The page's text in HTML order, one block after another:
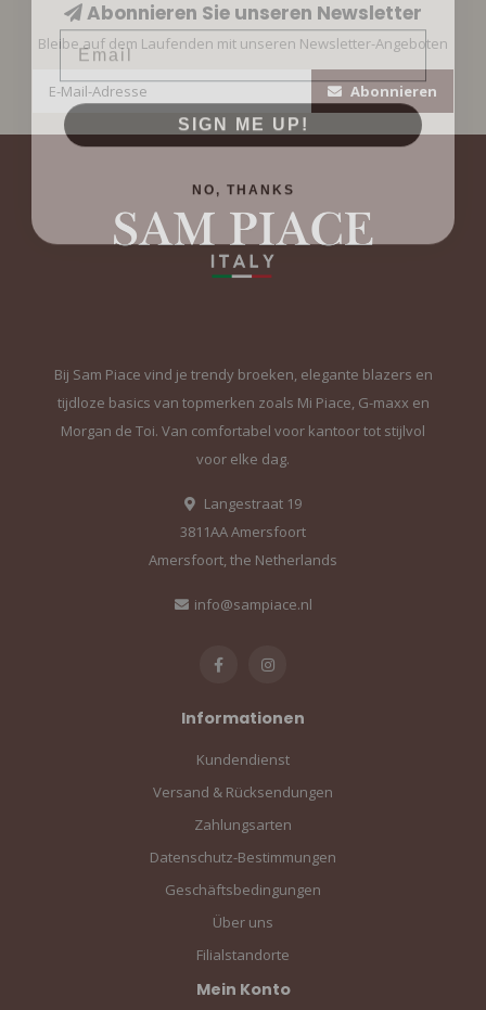
Abonnieren Sie unseren Newsletter
Bleibe auf dem Laufenden mit unseren Newsletter-Angeboten
Abonnieren
Bij Sam Piace vind je trendy broeken, elegante blazers en
tijdloze basics van topmerken zoals Mi Piace, G-maxx en
Morgan de Toi. Van comfortabel voor kantoor tot stijlvol
voor elke dag.
Langestraat 19
3811AA Amersfoort
Amersfoort, the Netherlands
info@sampiace.nl
Informationen
Kundendienst
Versand & Rücksendungen
Zahlungsarten
Datenschutz-Bestimmungen
Geschäftsbedingungen
Über uns
Filialstandorte
Mein Konto
Email
SIGN ME UP!